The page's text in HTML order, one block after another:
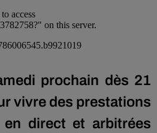
prochain dès 21
vivre des prestations
en direct et arbitrées